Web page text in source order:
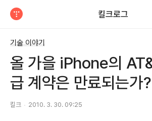
킬크로그
기술 이야기
올 가을 iPhone의
급 계약은 만료되는가?
킬크 2010. 3. 30. 09:25